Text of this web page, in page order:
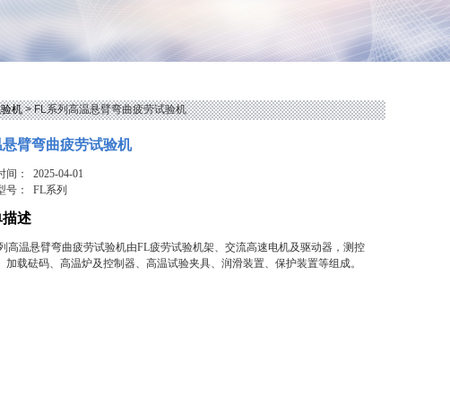
机> FL系列高温悬臂弯曲疲劳试验机
悬臂弯曲疲劳试验机
间： 2025-04-01
号：FL系列
述
高温悬臂弯曲疲劳试验机由FL疲劳试验机架、交流高速电机及驱动器，测控
加载砝码、高温炉及控制器、高温试验夹具、润滑装置、保护装置等组成。